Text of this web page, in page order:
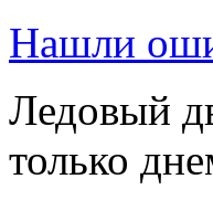
Нашли
Ледовый
только